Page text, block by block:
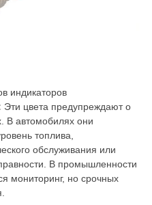
индикаторов
Эти цвета предупреждают о
В автомобилях они
топлива,
обслуживания или
В промышленности
мониторинг, но срочных